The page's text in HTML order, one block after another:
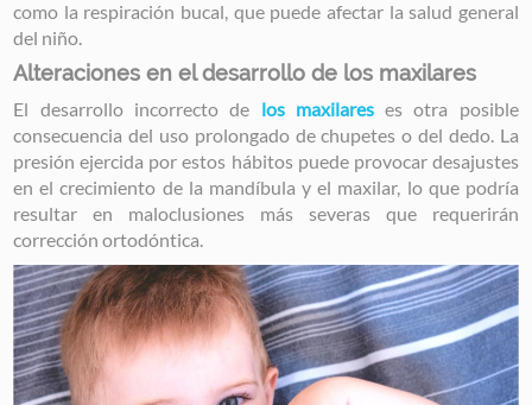
como la respiración bucal, que puede afectar la salud general
del niño.
Alteraciones en el desarrollo de los maxilares
El desarrollo incorrecto de los maxilares es otra posible
consecuencia del uso prolongado de chupetes o del dedo. La
presión ejercida por estos hábitos puede provocar desajustes
en el crecimiento de la mandíbula y el maxilar, lo que podría
resultar en maloclusiones más severas que requerirán
corrección ortodóntica.
Image